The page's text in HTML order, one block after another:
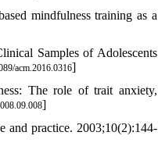
mindfulness training as a
Samples of Adolescents
acm.2016.0316]
The role of trait anxiety,
]
and practice. 2003;10(2):144-